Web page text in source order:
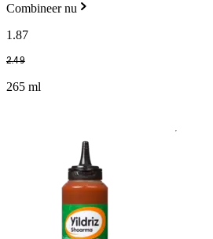
Combineer nu
1 .87
2.49
265 ml